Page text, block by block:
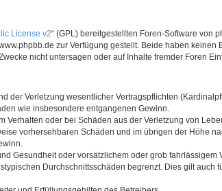
License v2“ (GPL) bereitgestellten Foren-Software von
zur Verfügung gestellt. Beide haben keinen
nicht untersagen oder auf Inhalte fremder Foren
der Verletzung wesentlicher Vertragspflichten
wie insbesondere entgangenen Gewinn.
oder bei Schäden aus der Verletzung von
vorhersehbaren Schäden und im übrigen der Höhe
Gesundheit oder vorsätzlichem oder grob
Durchschnittsschäden begrenzt. Dies gilt auch